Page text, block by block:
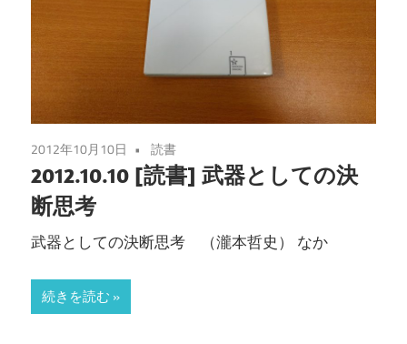
2012年10月10日 読書
2012.10.10 [読書] 武器としての決
断思考
武器としての決断思考 （瀧本哲史） なか
続きを読む